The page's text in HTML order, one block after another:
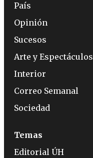
País
Opinión
Sucesos
Arte y Espectáculos
Interior
Correo Semanal
Sociedad
Temas
Editorial ÚH